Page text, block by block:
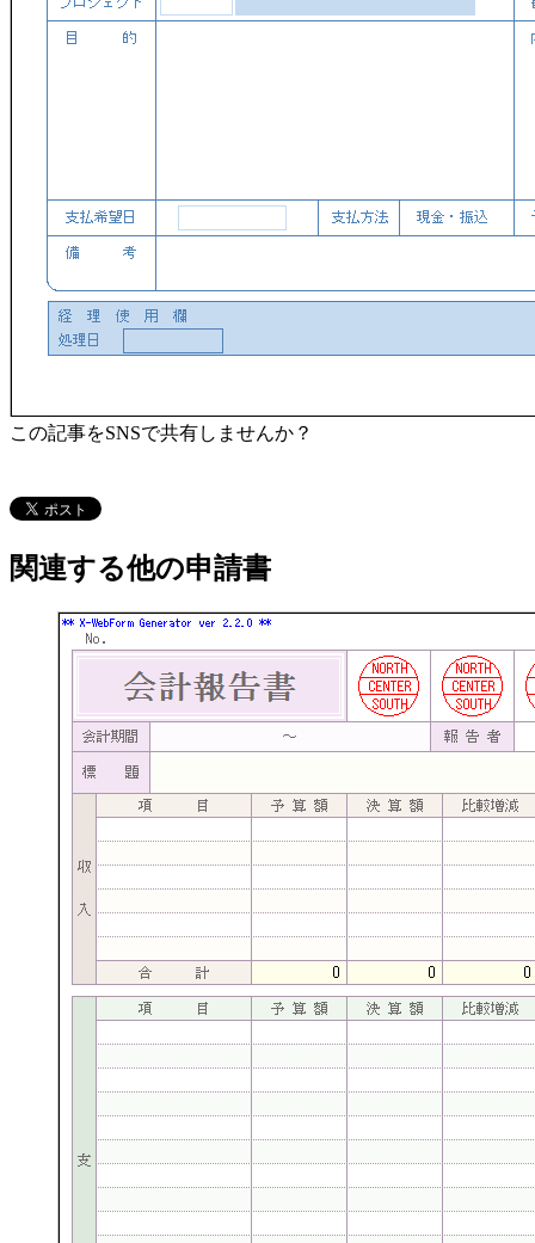
この記事をSNSで共有しませんか？
関連する他の申請書